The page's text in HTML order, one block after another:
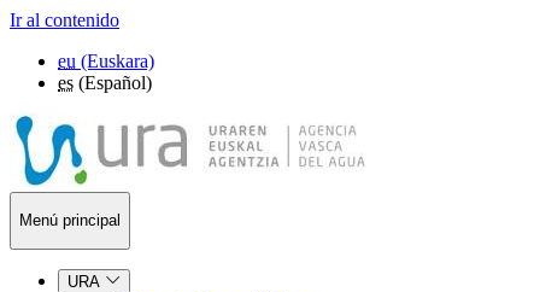
Ir al contenido
eu (Euskara)
es (Español)
Menú principal
URA